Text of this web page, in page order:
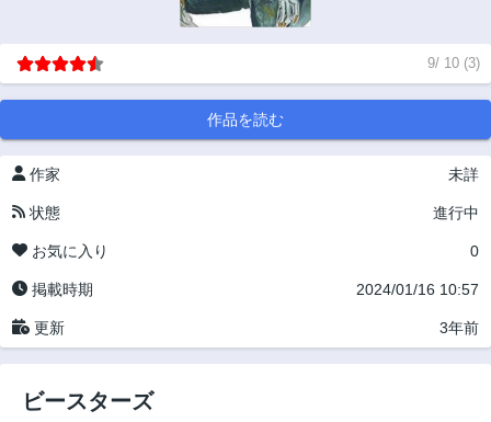
9/ 10 (3)
作品を読む
作家 未詳
状態 進行中
お気に入り 0
掲載時期 2024/01/16 10:57
更新 3年前
ビースターズ